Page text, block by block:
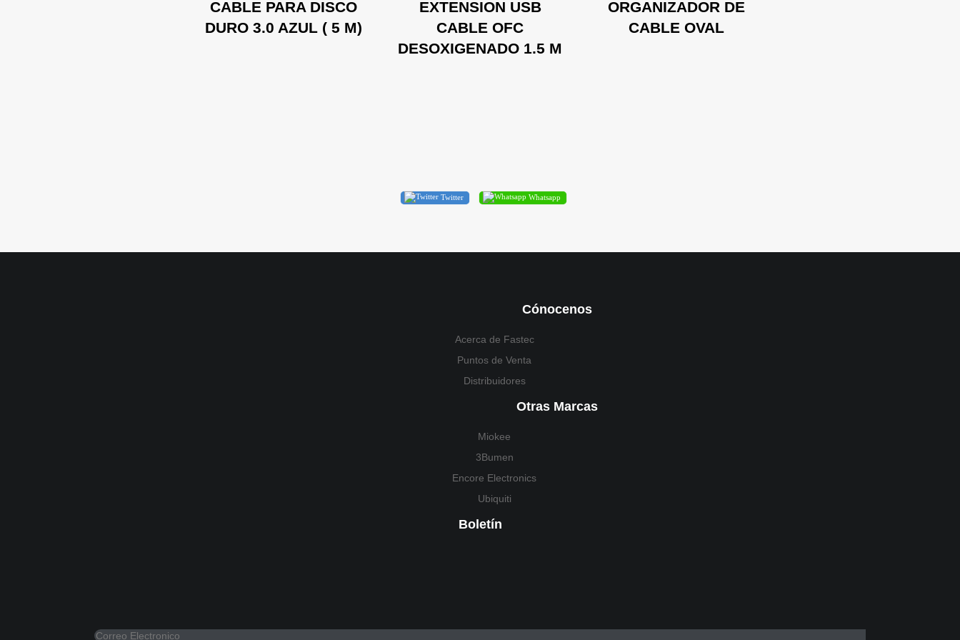
CABLE PARA DISCO
DURO 3.0 AZUL ( 5 M)
EXTENSION USB
CABLE OFC
DESOXIGENADO 1.5 M
ORGANIZADOR DE
CABLE OVAL
Twitter Whatsapp
Cónocenos
Acerca de Fastec
Puntos de Venta
Distribuidores
Otras Marcas
Miokee
3Bumen
Encore Electronics
Ubiquiti
Boletín